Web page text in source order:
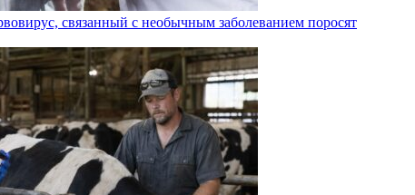
связанный с необычным заболеванием поросят